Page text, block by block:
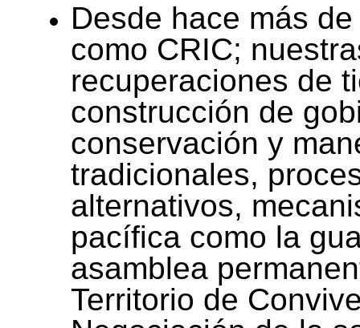
Desde hace más
como CRIC;
recuperaciones de
construcción de
conservación y
tradicionales,
alternativos,
pacífica como la
asamblea
Territorio de